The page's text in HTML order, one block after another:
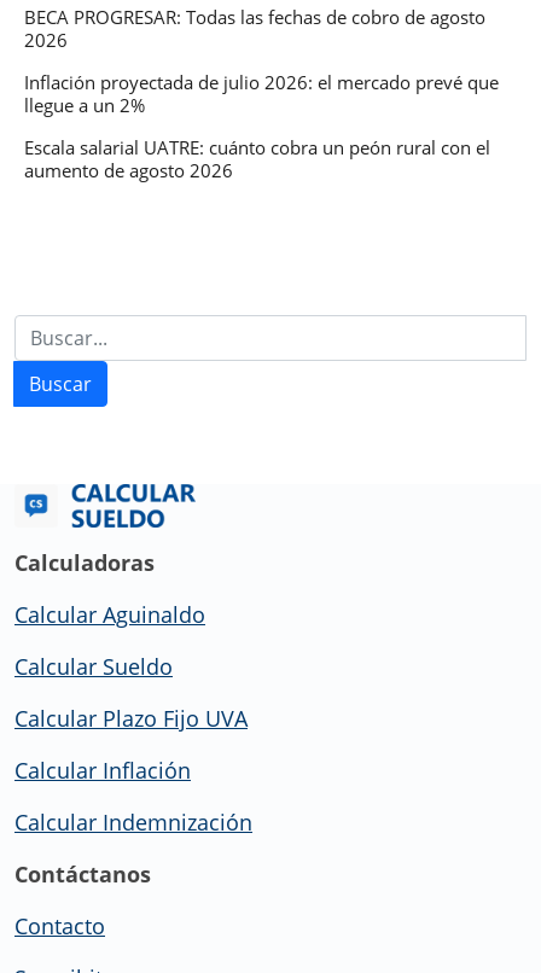
BECA PROGRESAR: Todas las fechas de cobro de agosto
2026
Inflación proyectada de julio 2026: el mercado prevé que
llegue a un 2%
Escala salarial UATRE: cuánto cobra un peón rural con el
aumento de agosto 2026
Buscar
Calculadoras
Calcular Aguinaldo
Calcular Sueldo
Calcular Plazo Fijo UVA
Calcular Inflación
Calcular Indemnización
Contáctanos
Contacto